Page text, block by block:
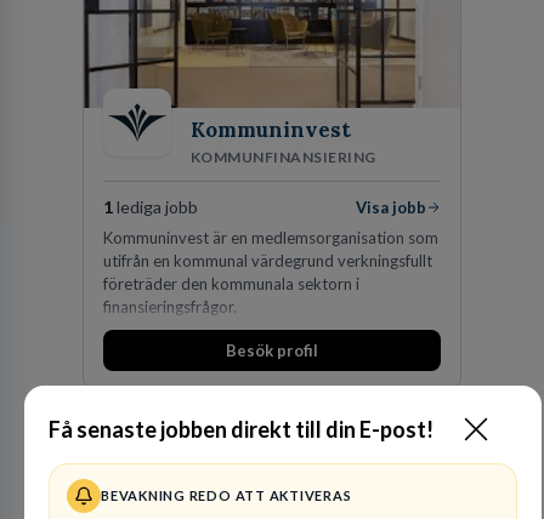
Få senaste jobben direkt till din E-post!
BEVAKNING REDO ATT AKTIVERAS
Kommuninvest
KOMMUNFINANSIERING
1lediga jobb
Visa jobb
Kommuninvest är en medlemsorganisation som
utifrån en kommunal värdegrund verkningsfullt
företräder den kommunala sektorn i
finansieringsfrågor.
Besök profil